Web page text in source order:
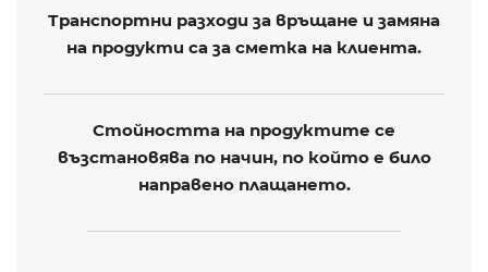
Транспортни разходи за връщане и замяна
на продукти са за сметка на клиента.
Стойността на продуктите се
възстановява по начин, по който е било
направено плащането.